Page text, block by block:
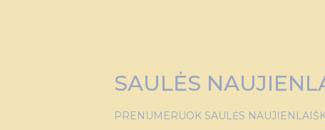
SAULĖS
PRENUMERUOK SAULĖS